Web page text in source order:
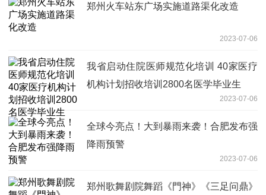
郑州火车站东广场实施道路渠化改造
2023-07-06
我省启动住院医师规范化培训 40家医疗
机构计划招收培训2800名医学毕业生
2023-07-06
全球今亮点！大到暴雨来袭！合肥发布强
降雨预警
2023-07-06
郑州歌舞剧院舞蹈《門神》《三足问鼎》